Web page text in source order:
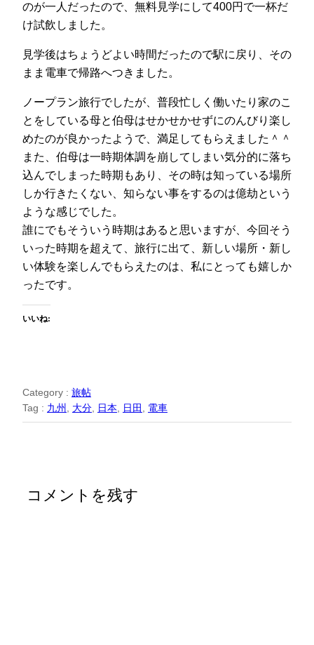
のが一人だったので、無料見学にして400円で一杯だ
け試飲しました。
見学後はちょうどよい時間だったので駅に戻り、その
まま電車で帰路へつきました。
ノープラン旅行でしたが、普段忙しく働いたり家のこ
とをしている母と伯母はせかせかせずにのんびり楽し
めたのが良かったようで、満足してもらえました＾＾
また、伯母は一時期体調を崩してしまい気分的に落ち
込んでしまった時期もあり、その時は知っている場所
しか行きたくない、知らない事をするのは億劫という
ような感じでした。
誰にでもそういう時期はあると思いますが、今回そう
いった時期を超えて、旅行に出て、新しい場所・新し
い体験を楽しんでもらえたのは、私にとっても嬉しか
ったです。
いいね:
Category : 旅帖
Tag : 九州 , 大分, 日本, 日田 , 電車
コメントを残す